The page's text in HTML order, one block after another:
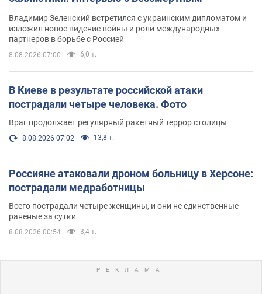
Владимир Зеленский встретился с украинским дипломатом и
изложил новое видение войны и роли международных
партнеров в борьбе с Россией
8.08.2026 07:00 6,0 т.
В Киеве в результате российской атаки
пострадали четыре человека. Фото
Враг продолжает регулярный ракетный террор столицы
8.08.2026 07:02 13,8 т.
Россияне атаковали дроном больницу в Херсоне:
пострадали медработницы
Всего пострадали четыре женщины, и они не единственные
раненые за сутки
8.08.2026 00:54 3,4 т.